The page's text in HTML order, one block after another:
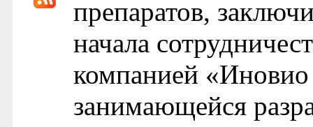
препаратов,
начала
компанией
занимающейся